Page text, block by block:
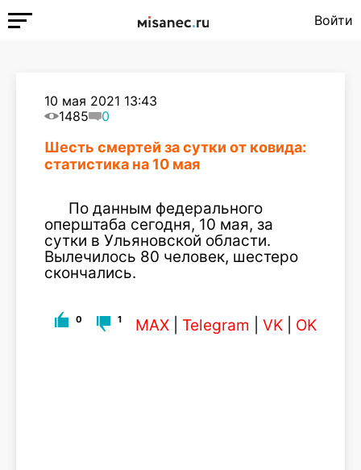
Войти
10 мая 2021 13:43
1485
0
Шесть смертей за сутки от ковида:
статистика на 10 мая
По данным федерального
оперштаба сегодня, 10 мая, за
сутки в Ульяновской области.
Вылечилось 80 человек, шестеро
скончались.
0 1 MAX Telegram VK OK